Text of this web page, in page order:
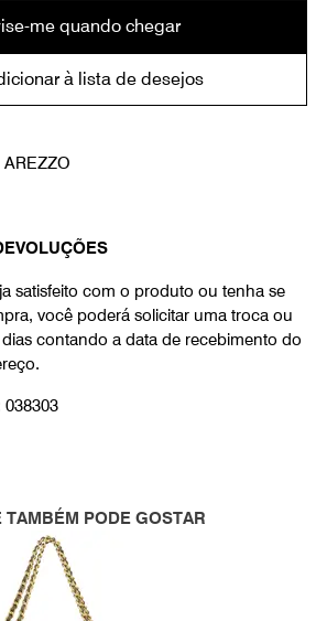
me quando chegar
à lista de desejos
AREZZO
satisfeito com o produto ou tenha se
você poderá solicitar uma troca ou
contando a data de recebimento do
TAMBÉM PODE GOSTAR